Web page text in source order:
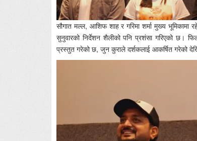
सौगात मल्ल, आशिफ शाह र गरिमा शर्मा मुख्य भूमिकामा
सुनुवारको निर्देशन शैलीको पनि प्रशंसा गरिएको छ।
प्रस्तुत गरेको छ, जुन कुराले दर्शकलाई आकर्षित गरेको